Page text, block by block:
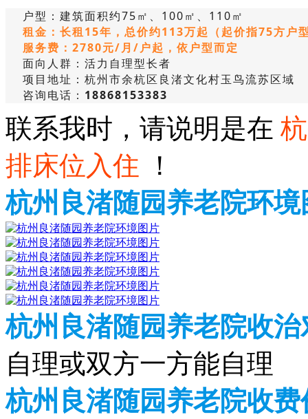
户型：建筑面积约75㎡、100㎡、110㎡
租金：长租15年，总价约113万起 （起价指75方户
服务费：2780元/月/户起，依户型而定
面向人群：活力自理型长者
项目地址：杭州市余杭区良渚文化村玉鸟流苏区域
咨询电话： 18868153383
联系我时，请说明是在
排床位入住 ！
杭州良渚随园养老院环境
杭州良渚随园养老院收治
自理或双方一方能自理
杭州良渚随园养老院收